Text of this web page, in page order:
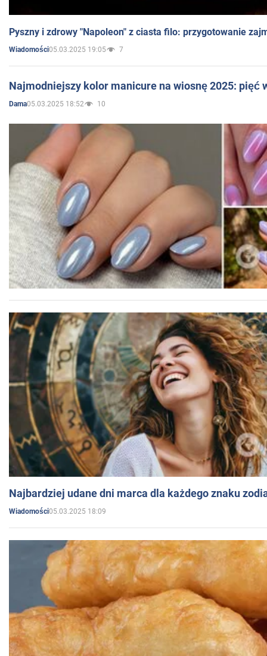
Pyszny i zdrowy "Napoleon" z ciasta filo: przygotowanie
Wiadomości05.03.2025 19:05 7
Najmodniejszy kolor manicure na wiosnę 2025: pięć
Dama05.03.2025 18:52 10
Najbardziej udane dni marca dla każdego znaku
Wiadomości05.03.2025 18:09